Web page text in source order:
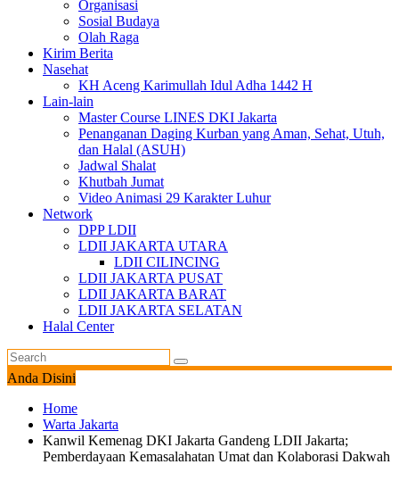
Organisasi
Sosial Budaya
Olah Raga
Kirim Berita
Nasehat
KH Aceng Karimullah Idul Adha 1442 H
Lain-lain
Master Course LINES DKI Jakarta
Penanganan Daging Kurban yang Aman, Sehat, Utuh,
dan Halal (ASUH)
Jadwal Shalat
Khutbah Jumat
Video Animasi 29 Karakter Luhur
Network
DPP LDII
LDII JAKARTA UTARA
LDII CILINCING
LDII JAKARTA PUSAT
LDII JAKARTA BARAT
LDII JAKARTA SELATAN
Halal Center
Anda Disini
Home
Warta Jakarta
Kanwil Kemenag DKI Jakarta Gandeng LDII Jakarta;
Pemberdayaan Kemasalahatan Umat dan Kolaborasi Dakwah